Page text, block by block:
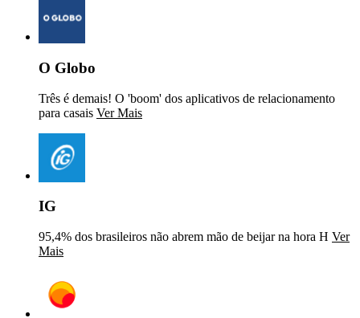
O Globo
Três é demais! O 'boom' dos aplicativos de relacionamento
para casais Ver Mais
IG
95,4% dos brasileiros não abrem mão de beijar na hora H Ver
Mais